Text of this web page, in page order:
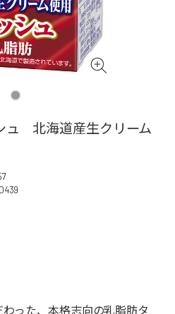
ュ 北海道産生クリーム
った、本格志向の乳脂肪タ